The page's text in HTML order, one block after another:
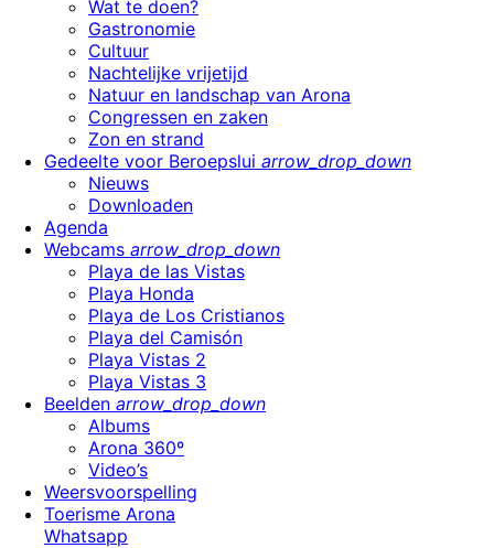
Wat te doen?
Gastronomie
Cultuur
Nachtelijke vrijetijd
Natuur en landschap van Arona
Congressen en zaken
Zon en strand
Gedeelte voor Beroepslui arrow_drop_down
Nieuws
Downloaden
Agenda
Webcams arrow_drop_down
Playa de las Vistas
Playa Honda
Playa de Los Cristianos
Playa del Camisón
Playa Vistas 2
Playa Vistas 3
Beelden arrow_drop_down
Albums
Arona 360º
Video’s
Weersvoorspelling
Toerisme Arona
Whatsapp